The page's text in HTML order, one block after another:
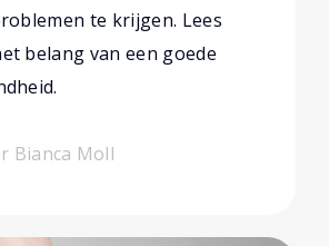
te krijgen. Lees
belang van een goede
Bianca Moll